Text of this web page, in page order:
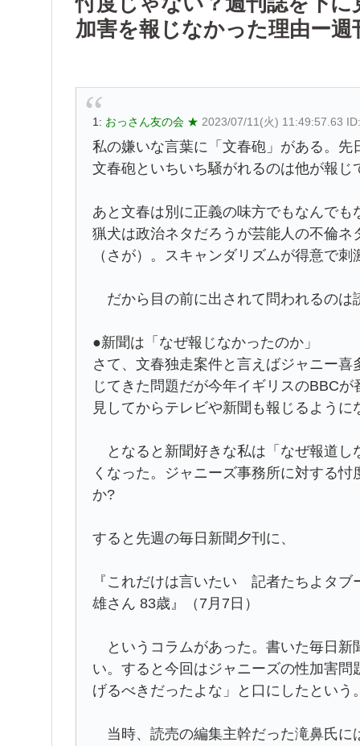
加害を報じなかった理由ー週
1: おっさん友の会 ★ 2023/07/11(火) 11:49:57.63
私の嫌いな言葉に「文春砲」がある。
文春砲といちいち騒がれるのは他が報
あと文春は別に正義の味方でもなんで
猟犬は政治ネタだろうが芸能人の不倫
（さが）。スキャンダリズムが得意で
だから目の前に出されて問われるのは
●新聞は「なぜ報じなかったのか」
さて、文春独走案件と言えばジャニー
じてきた問題だが今年イギリスのBBC
見してからテレビや新聞も報じるように
となると新聞好きな私は「なぜ報道し
くなった。ジャニーズ事務所に対する
か?
すると先週の毎日新聞夕刊に、
『これだけは言いたい 記者たちよタ
雄さん 83歳』（7月7日）
というコラムがあった。書いた毎日新
い。すると今回はジャニーズの性加害
げるべきだったよな」と口にしたという
当時、読売の編集主幹だった滝鼻氏に